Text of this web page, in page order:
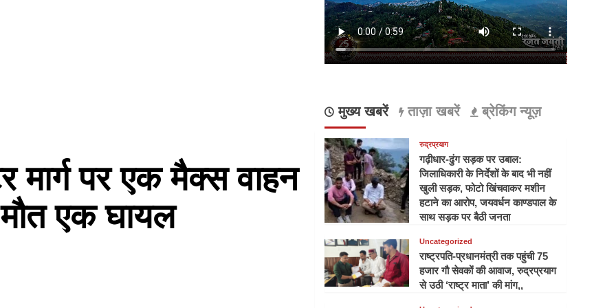
मार्ग पर एक मैक्स वाहन
मौत एक घायल
मुख्य खबरें ताज़ा खबरें ब्रेकिंग न्यूज़
रुद्रप्रयाग
गढ़ीधार-ढुंग सड़क पर उबाल:
जिलाधिकारी के निर्देशों के बाद भी नहीं
खुली सड़क, फोटो खिंचवाकर मशीन
हटाने का आरोप, जयवर्धन काण्डपाल के
साथ सड़क पर बैठी जनता
Uncategorized
राष्ट्रपति-प्रधानमंत्री तक पहुंची 75
हजार गौ सेवकों की आवाज, रुद्रप्रयाग
से उठी ‘राष्ट्र माता’ की मांग,,